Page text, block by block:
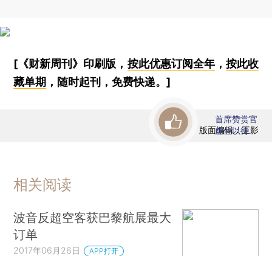
[《财新周刊》印刷版， 按此优惠订阅全年， 按此收
藏单期 ，随时起刊，免费快递。]
版面编辑：王影
首席赞赏官
虚位以待
相关阅读
波音反超空客获巴黎航展最大
订单
2017年06月26日 APP打开